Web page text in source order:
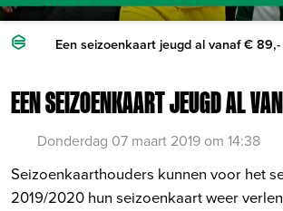
Een seizoenkaart jeugd al vanaf € 89,-
EEN SEIZOENKAART JEUGD AL
Donderdag 07 maart 2019 om 14:38
Seizoenkaarthouders kunnen voor het
2019/2020 hun seizoenkaart weer